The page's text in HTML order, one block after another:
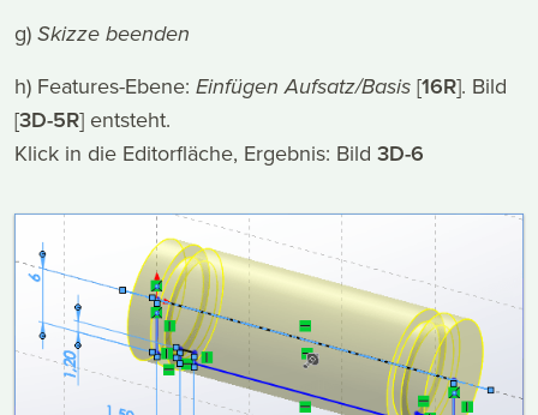
g)Skizze beenden
h) Features-Ebene: Einfügen Aufsatz/Basis[16R]. Bild
[3D-5R] entsteht.
Klick in die Editorfläche, Ergebnis: Bild 3D-6